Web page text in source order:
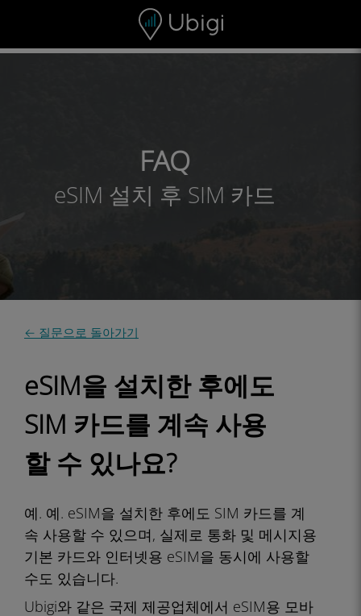
내비게이션 바 하단
FAQ
eSIM 설치 후 SIM 카드
← 질문으로 돌아가기
eSIM을 설치한 후에도
SIM 카드를 계속 사용
할 수 있나요?
예. 예. eSIM을 설치한 후에도 SIM 카드를 계
속 사용할 수 있으며, 실제로 통화 및 메시지용
기본 카드와 인터넷용 eSIM을 동시에 사용할
수도 있습니다.
Ubigi와 같은 국제 제공업체에서 eSIM용 모바